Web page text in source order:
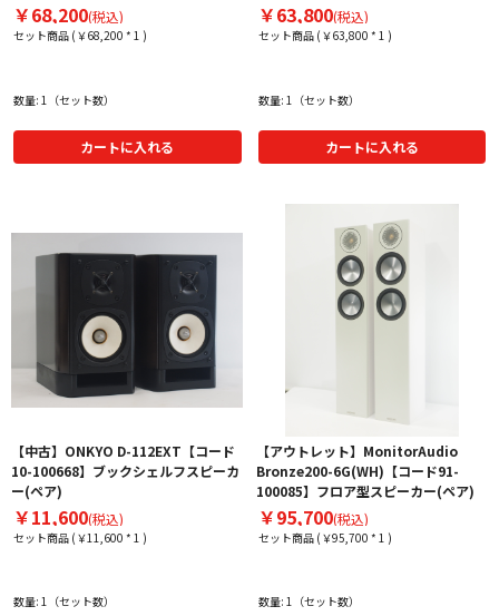
￥68,200(税込)
セット商品 (￥68,200 * 1 )
数量: 1（セット数）
カートに入れる
￥63,800(税込)
セット商品 (￥63,800 * 1 )
数量: 1（セット数）
カートに入れる
【中古】ONKYO D-112EXT【コード
10-100668】ブックシェルフスピーカ
ー(ペア)
￥11,600(税込)
セット商品 (￥11,600 * 1 )
数量: 1（セット数）
【アウトレット】MonitorAudio
Bronze200-6G(WH)【コード91-
100085】フロア型スピーカー(ペア)
￥95,700(税込)
セット商品 (￥95,700 * 1 )
数量: 1（セット数）